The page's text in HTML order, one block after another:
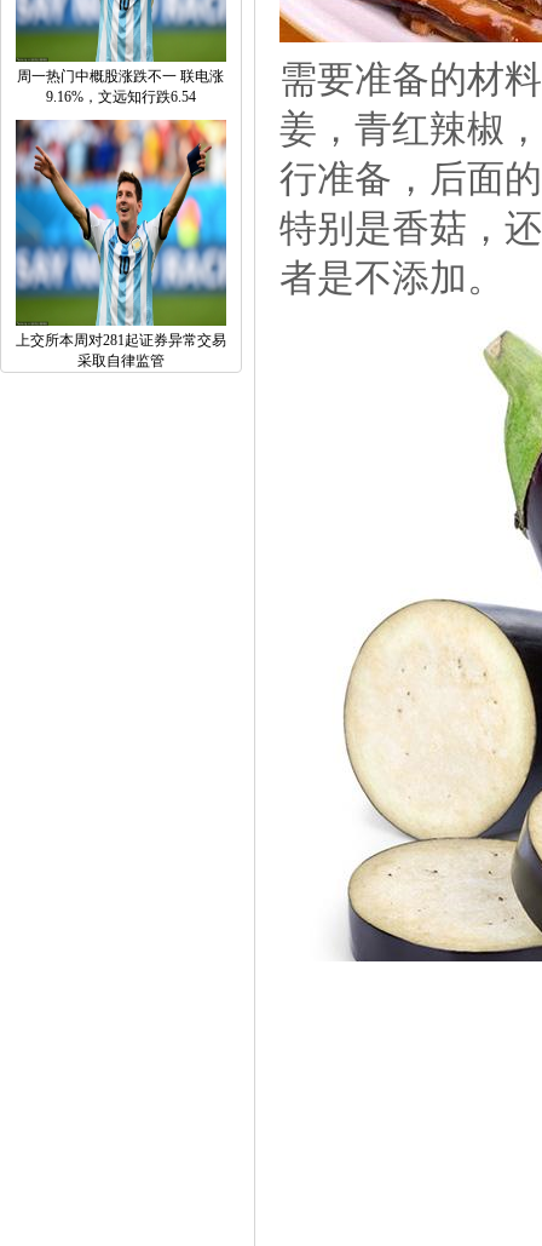
周一热门中概股涨跌不一联电涨
9.16%，文远知行跌6.54
上交所本周对281起证券异常交易
采取自律监管
需要准备的材
姜，青红辣椒
行准备，后面
特别是香菇，
者是不添加。